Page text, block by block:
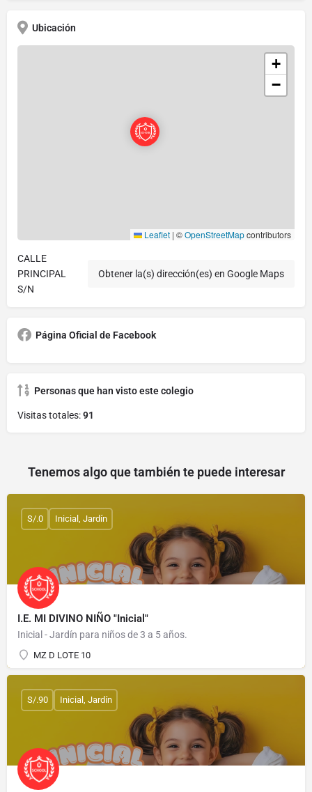
Ubicación
+
−
Leaflet | ©OpenStreetMapcontributors
CALLE
PRINCIPAL
S/N
Obtener la(s) dirección(es) en Google Maps
Página Oficial de Facebook
Personas que han visto este colegio
Visitas totales:91
Tenemos algo que también te puede interesar
I.E. MI DIVINO NIÑO "Inicial"
Inicial - Jardín para niños de 3 a 5 años.
MZ D LOTE 10
S/.0 Inicial, Jardín
S/.90 Inicial, Jardín